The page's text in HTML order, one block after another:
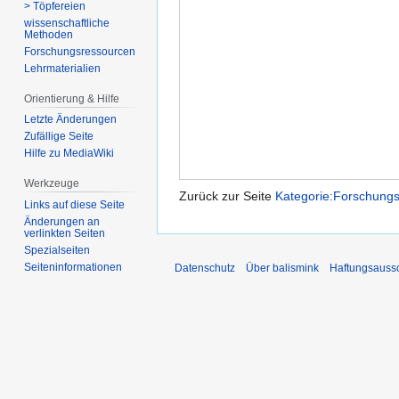
Zurück zur Seite
> Töpfereien
wissenschaftliche
Methoden
Forschungsressourcen
Lehrmaterialien
Orientierung & Hilfe
Letzte Änderungen
Zufällige Seite
Hilfe zu MediaWiki
Werkzeuge
Links auf diese Seite
Änderungen an
verlinkten Seiten
Spezialseiten
Seiten­­informationen
Datenschutz Über balismink